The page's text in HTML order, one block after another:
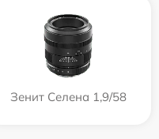
Зенит Селена 1,9/58